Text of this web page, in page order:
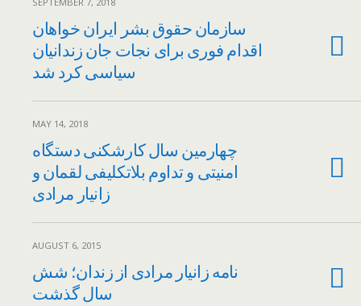
سازمان حقوق بشر ایران خواهان
اقدام فوری برای نجات جان زندانیان
سیاسی کرد شد
MAY 14, 2018
چهارمین سال کارشکنی دستگاه
امنیتی و تداوم بلاتکلیفی لقمان و
زانیار مرادی
AUGUST 6, 2015
نامه زانیار مرادی از زندان؛ شش
سال گذشت